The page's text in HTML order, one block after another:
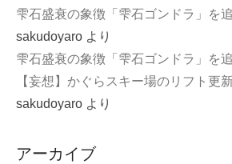
雫石盛衰の象徴「雫石ゴンドラ」を
sakudoyaro より
雫石盛衰の象徴「雫石ゴンドラ」を
【妄想】かぐらスキー場のリフト更
sakudoyaro より
アーカイブ